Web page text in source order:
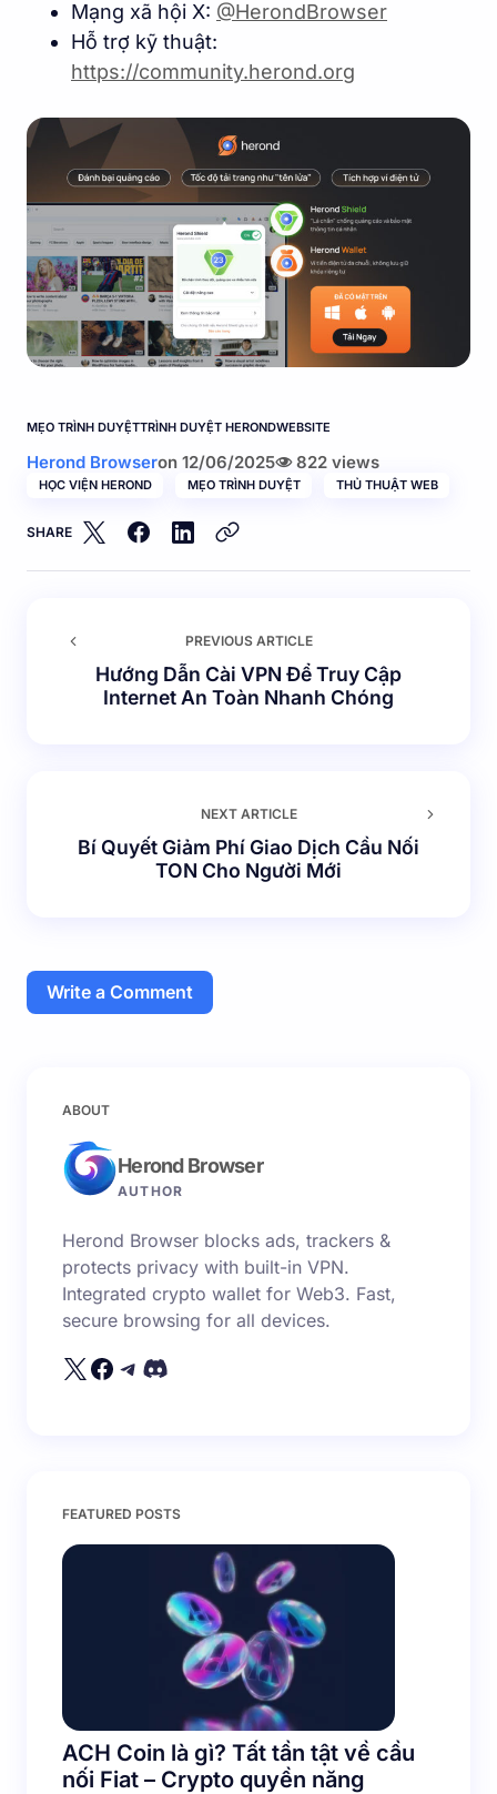
Mạng xã hội X: @HerondBrowser
Hỗ trợ kỹ thuật:
https://community.herond.org
MẸO TRÌNH DUYỆTTRÌNH DUYỆT HERONDWEBSITE
Herond Browseron 12/06/2025 822 views
HỌC VIỆN HEROND MẸO TRÌNH DUYỆT THỦ THUẬT WEB
SHARE
PREVIOUS ARTICLE
Hướng Dẫn Cài VPN Để Truy Cập
Internet An Toàn Nhanh Chóng
NEXT ARTICLE
Bí Quyết Giảm Phí Giao Dịch Cầu Nối
TON Cho Người Mới
Write a Comment
Email của bạn sẽ không được hiển thị công khai.
Name *
Email *
Save my name and email in this browser for the
Submit Comment
ABOUT
Herond Browser
AUTHOR
Herond Browser blocks ads, trackers &
protects privacy with built-in VPN.
Integrated crypto wallet for Web3. Fast,
secure browsing for all devices.
FEATURED POSTS
ACH Coin là gì? Tất tần tật về cầu
nối Fiat – Crypto quyền năng